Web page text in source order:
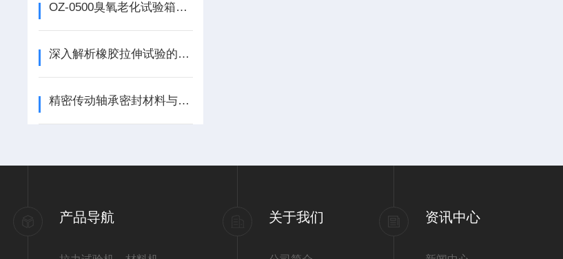
OZ-0500臭氧老化试验箱的操作与维护指南说明
深入解析橡胶拉伸试验的标准与流程
精密传动轴承密封材料与塑料部件性能检测方案
产品导航 关于我们 资讯中心